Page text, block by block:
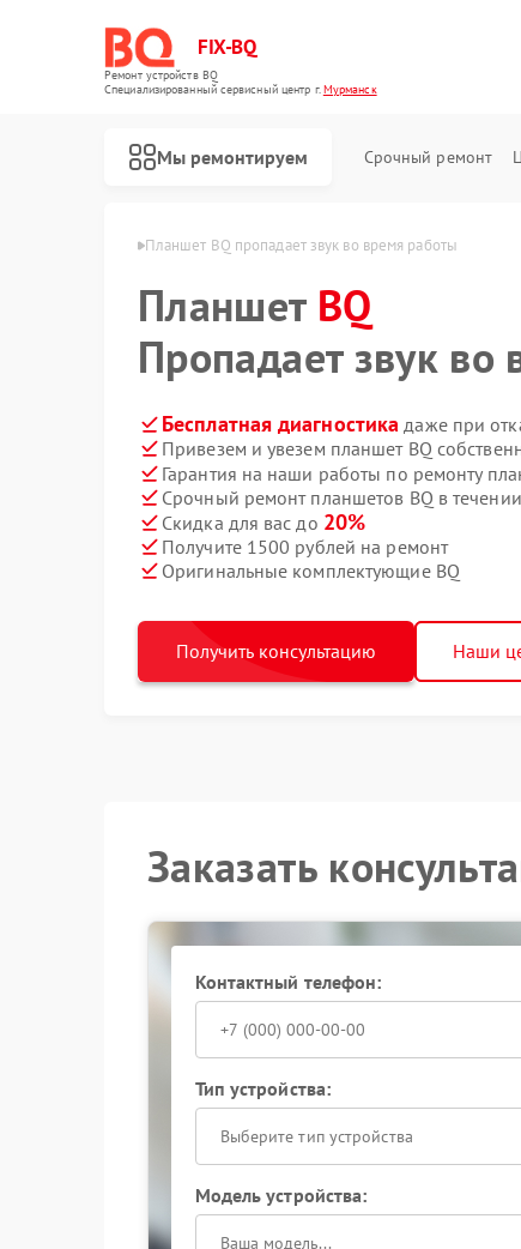
FIX-BQ
Ремонт устройств BQ
Специализированный cервисный центр г.Мурманск
Мы ремонтируем Срочный ремонт
Планшет BQ пропадает звук во время работы
Планшет BQ
Пропадает звук во
Бесплатная диагностика даже при
Привезем и увезем планшет BQ
Гарантия на наши работы по ремонту
Срочный ремонт планшетов BQ в
Скидка для вас до 20%
Получите 1500 рублей на ремонт
Оригинальные комплектующие BQ
Получить консультацию Наши
Заказать
Контактный телефон:
Тип устройства:
Выберите тип устройства
Модель устройства: